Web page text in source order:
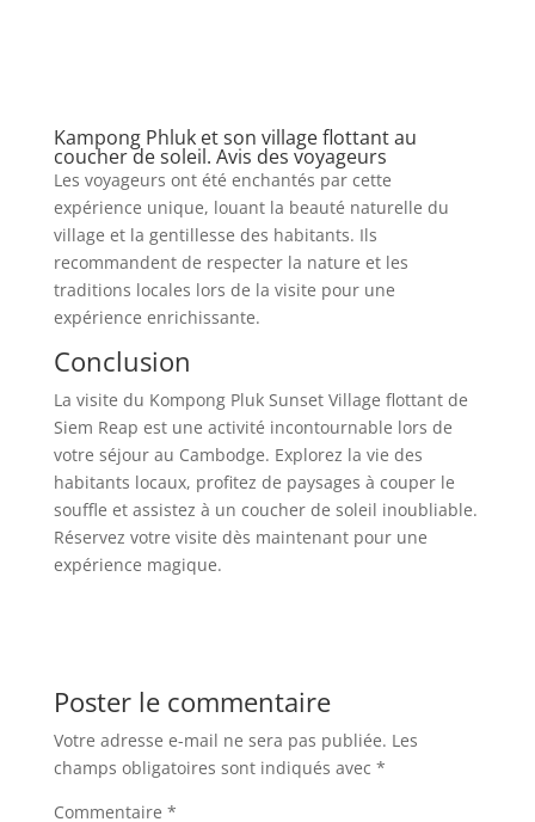
Kampong Phluk et son village flottant au
coucher de soleil. Avis des voyageurs
Les voyageurs ont été enchantés par cette
expérience unique, louant la beauté naturelle du
village et la gentillesse des habitants. Ils
recommandent de respecter la nature et les
traditions locales lors de la visite pour une
expérience enrichissante.
Conclusion
La visite du Kompong Pluk Sunset Village flottant de
Siem Reap est une activité incontournable lors de
votre séjour au Cambodge. Explorez la vie des
habitants locaux, profitez de paysages à couper le
souffle et assistez à un coucher de soleil inoubliable.
Réservez votre visite dès maintenant pour une
expérience magique.
Poster le commentaire
Votre adresse e-mail ne sera pas publiée. Les
champs obligatoires sont indiqués avec *
Commentaire *